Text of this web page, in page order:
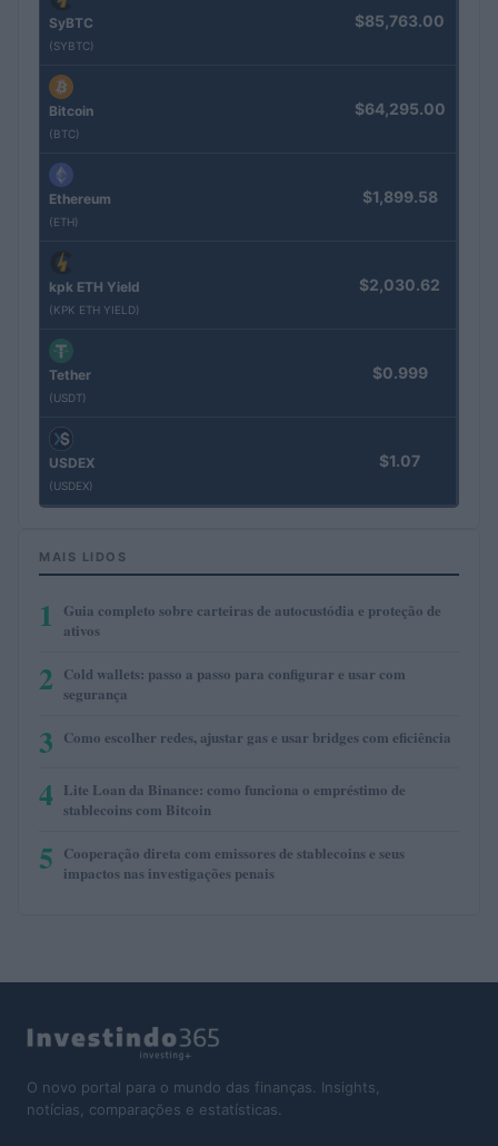
SyBTC
(SYBTC)
$85,763.00
Bitcoin
(BTC)
$64,295.00
Ethereum
(ETH)
$1,899.58
kpk ETH Yield
(KPK ETH YIELD)
$2,030.62
Tether
(USDT)
$0.999
USDEX
(USDEX)
$1.07
MAIS LIDOS
1
Guia completo sobre carteiras de autocustódia e proteção de
ativos
2 Cold wallets: passo a passo para configurar e usar com
segurança
3 Como escolher redes, ajustar gas e usar bridges com eficiência
4 Lite Loan da Binance: como funciona o empréstimo de
stablecoins com Bitcoin
5 Cooperação direta com emissores de stablecoins e seus
impactos nas investigações penais
O novo portal para o mundo das finanças. Insights,
notícias, comparações e estatísticas.